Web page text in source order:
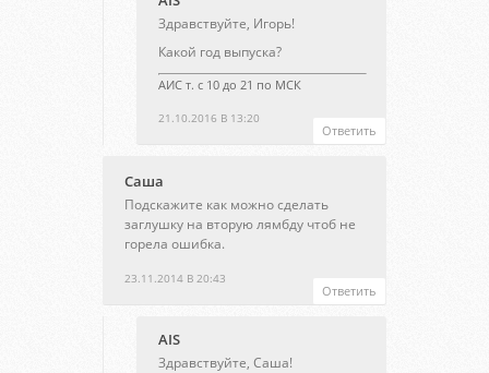
21.10.2016 В 13:20
Здравствуйте, Игорь!
Какой год выпуска?
АИС т. с 10 до 21 по МСК
Ответить
Саша
23.11.2014 В 20:43
Подскажите как можно сделать
заглушку на вторую лямбду чтоб не
горела ошибка.
Ответить
AIS
Здравствуйте, Саша!